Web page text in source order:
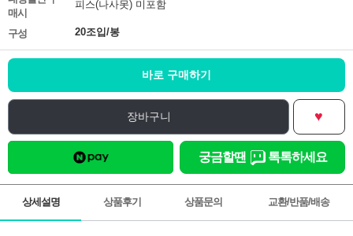
매시
피스(나사못) 미포함
구성 20조입/봉
바로 구매하기
장바구니 ♥
궁금할땐 톡톡하세요
상세설명 상품후기 상품문의 교환/반품/배송